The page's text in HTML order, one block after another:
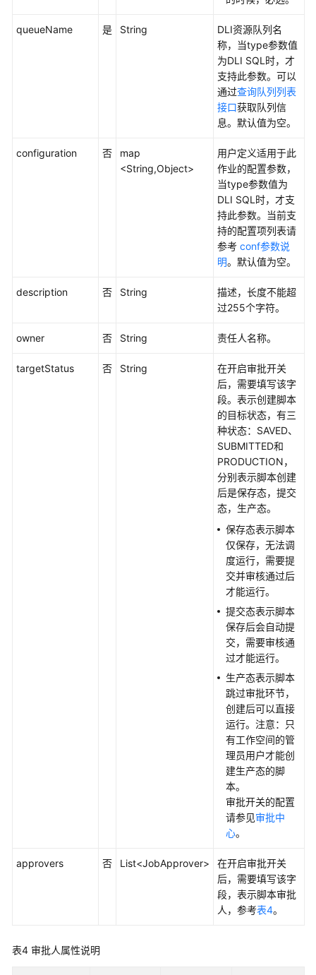
理
理
API
数
和
queueName 是 String
DLI资源队列名
称，当type参数值
为DLI SQL时，才
支持此参数。可以
通过查询队列列表
接口获取队列信
息。默认值为空。
configuration 否
map
<String,Object>
用户定义适用于此
作业的配置参数，
当type参数值为
DLI SQL时，才支
持此参数。当前支
持的配置项列表请
参考 conf参数说
明。默认值为空。
description 否 String
描述，长度不能超
过255个字符。
owner 否 String 责任人名称。
targetStatus 否 String
在开启审批开关
后，需要填写该字
段。表示创建脚本
的目标状态，有三
种状态：SAVED、
SUBMITTED和
PRODUCTION，
分别表示脚本创建
后是保存态，提交
态，生产态。
保存态表示脚本
仅保存，无法调
度运行，需要提
交并审核通过后
才能运行。
提交态表示脚本
保存后会自动提
交，需要审核通
过才能运行。
生产态表示脚本
跳过审批环节，
创建后可以直接
运行。注意：只
有工作空间的管
理员用户才能创
建生产态的脚
本。
审批开关的配置
请参见审批中
心。
approvers 否 List<JobApprover>
在开启审批开关
后，需要填写该字
段，表示脚本审批
人，参考表4。
表4 审批人属性说明